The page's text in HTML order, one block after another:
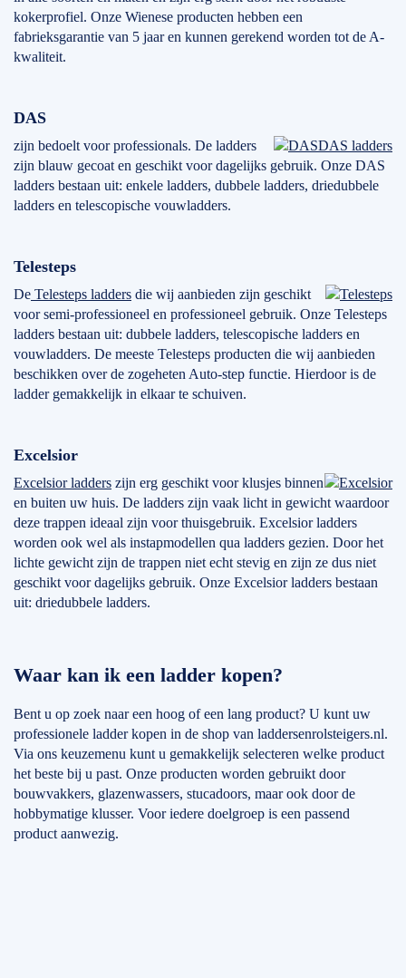
kokerprofiel. Onze Wienese producten hebben een
fabrieksgarantie van 5 jaar en kunnen gerekend worden tot de A-
kwaliteit.
DAS
DAS ladders
zijn bedoelt voor professionals. De ladders
zijn blauw gecoat en geschikt voor dagelijks gebruik. Onze DAS
ladders bestaan uit: enkele ladders, dubbele ladders, driedubbele
ladders en telescopische vouwladders.
Telesteps
De Telesteps ladders die wij aanbieden zijn geschikt
voor semi-professioneel en professioneel gebruik. Onze Telesteps
ladders bestaan uit: dubbele ladders, telescopische ladders en
vouwladders. De meeste Telesteps producten die wij aanbieden
beschikken over de zogeheten Auto-step functie. Hierdoor is de
ladder gemakkelijk in elkaar te schuiven.
Excelsior
Excelsior ladders zijn erg geschikt voor klusjes binnen
en buiten uw huis. De ladders zijn vaak licht in gewicht waardoor
deze trappen ideaal zijn voor thuisgebruik. Excelsior ladders
worden ook wel als instapmodellen qua ladders gezien. Door het
lichte gewicht zijn de trappen niet echt stevig en zijn ze dus niet
geschikt voor dagelijks gebruik. Onze Excelsior ladders bestaan
uit: driedubbele ladders.
Waar kan ik een ladder kopen?
Bent u op zoek naar een hoog of een lang product? U kunt uw
professionele ladder kopen in de shop van laddersenrolsteigers.nl.
Via ons keuzemenu kunt u gemakkelijk selecteren welke product
het beste bij u past. Onze producten worden gebruikt door
bouwvakkers, glazenwassers, stucadoors, maar ook door de
hobbymatige klusser. Voor iedere doelgroep is een passend
product aanwezig.